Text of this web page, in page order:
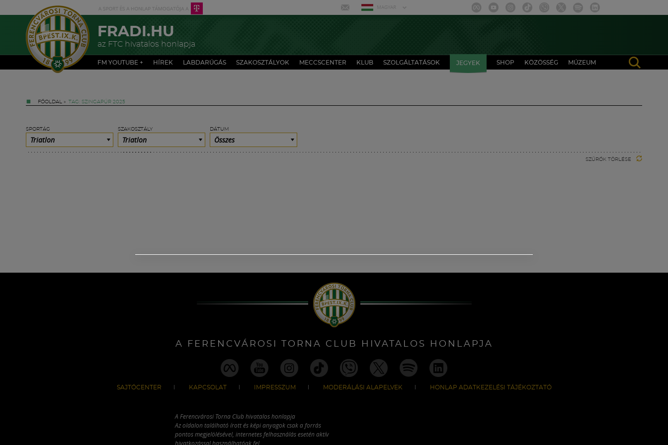
MAGYAR
FRADI.HU
az FTC hivatalos honlapja
FM YOUTUBE + HÍREK LABDARÚGÁS SZAKOSZTÁLYOK MECCSCENTER KLUB SZOLGÁLTATÁSOK JEGYEK SHOP KÖZÖSSÉG MÚZEUM
FŐOLDAL » TAG: SZINGAPÚR 2025
SPORTÁG
Triatlon
SZAKOSZTÁLY
Triatlon
DÁTUM
Összes
SZŰRŐK TÖRLÉSE
A FERENCVÁROSI TORNA CLUB HIVATALOS HONLAPJA
SAJTÓCENTER KAPCSOLAT IMPRESSZUM MODERÁLÁSI ALAPELVEK HONLAP ADATKEZELÉSI TÁJÉKOZTATÓ
A Ferencvárosi Torna Club hivatalos honlapja
Az oldalon található írott és képi anyagok csak a forrás
pontos megjelölésével, internetes felhasználás esetén aktív
hivatkozással használhatóak fel.